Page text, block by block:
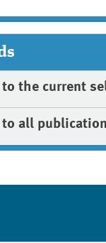
to the current
to all